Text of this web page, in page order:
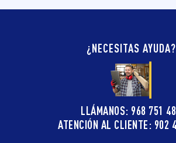
¿NECESITAS AYUDA?
LLÁMANOS: 968 751
ATENCIÓN AL CLIENTE: 902